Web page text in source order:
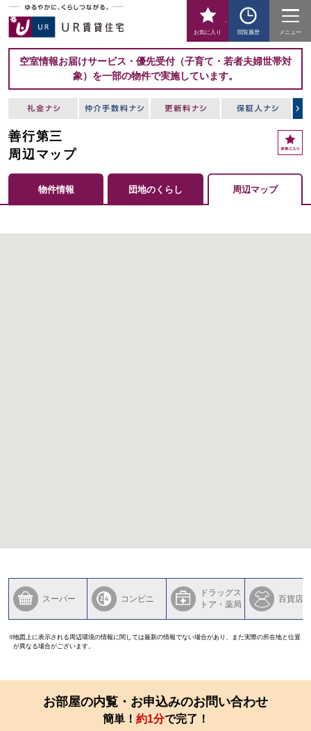
お気に入り
-
閲覧履歴
メニュー
空室情報お届けサービス・優先受付（子育て・若者夫婦世帯対
象）を一部の物件で実施しています。
善行第三
周辺マップ
物件情報 団地のくらし 周辺マップ
スーパー コンビニ
ドラッグス
トア・薬局
百貨店
地図上に表示される周辺環境の情報に関しては最新の情報でない場合があり、また実際の所在地と位置
が異なる場合がございます。
お部屋の内覧・お申込みのお問い合わせ
簡単！ 約1分で完了！